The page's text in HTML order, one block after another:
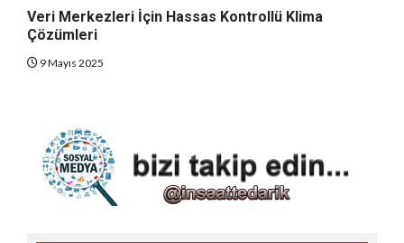
Veri Merkezleri İçin Hassas Kontrollü Klima
Çözümleri
9 Mayıs 2025